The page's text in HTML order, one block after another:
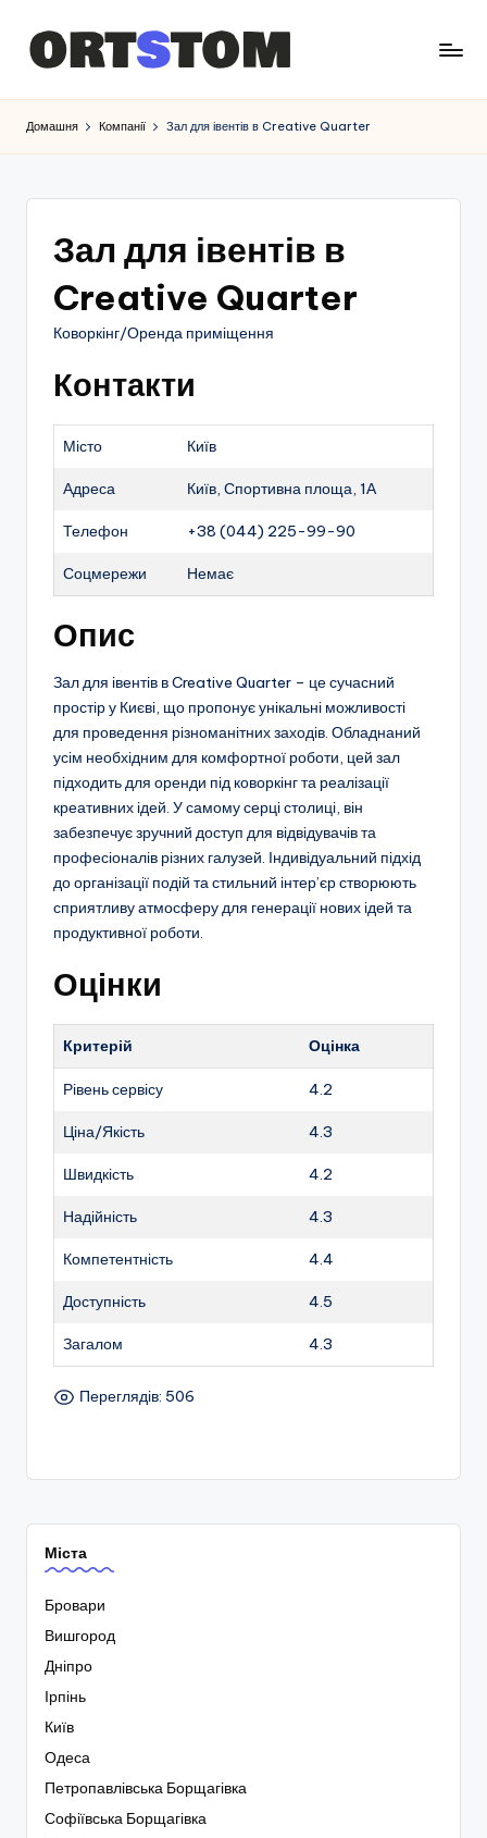
Домашня Компанії Зал для івентів в Creative Quarter
Зал для івентів в
Creative Quarter
Коворкінг/Оренда приміщення
Контакти
Місто Київ
Адреса Київ, Спортивна площа, 1А
Телефон +38 (044) 225-99-90
Соцмережи Немає
Опис
Зал для івентів в Creative Quarter – це сучасний
простір у Києві, що пропонує унікальні можливості
для проведення різноманітних заходів. Обладнаний
усім необхідним для комфортної роботи, цей зал
підходить для оренди під коворкінг та реалізації
креативних ідей. У самому серці столиці, він
забезпечує зручний доступ для відвідувачів та
професіоналів різних галузей. Індивідуальний підхід
до організації подій та стильний інтер’єр створюють
сприятливу атмосферу для генерації нових ідей та
продуктивної роботи.
Оцінки
Критерій Оцінка
Рівень сервісу 4.2
Ціна/Якість 4.3
Швидкість 4.2
Надійність 4.3
Компетентність 4.4
Доступність 4.5
Загалом 4.3
Переглядів: 506
Міста
Бровари
Вишгород
Дніпро
Ірпінь
Київ
Одеса
Петропавлівська Борщагівка
Софіївська Борщагівка